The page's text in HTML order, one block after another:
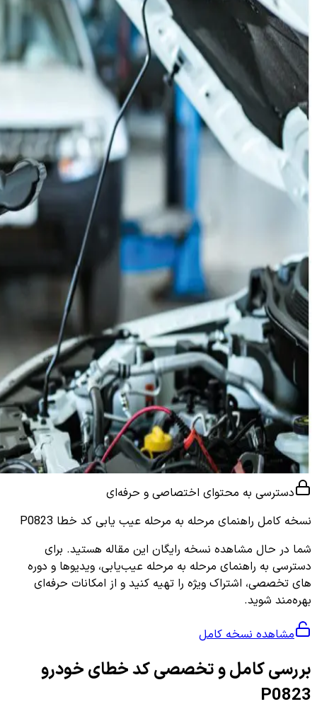
دسترسی به محتوای اختصاصی و حرفه‌ای
نسخه کامل راهنمای مرحله به مرحله عیب یابی کد خطا P0823
شما در حال مشاهده نسخه رایگان این مقاله هستید. برای
دسترسی به راهنمای مرحله به مرحله عیب‌یابی، ویدیوها و دوره
های تخصصی، اشتراک ویژه را تهیه کنید و از امکانات حرفه‌ای
بهره‌مند شوید.
مشاهده نسخه کامل
بررسی کامل و تخصصی کد خطای خودرو
P0823